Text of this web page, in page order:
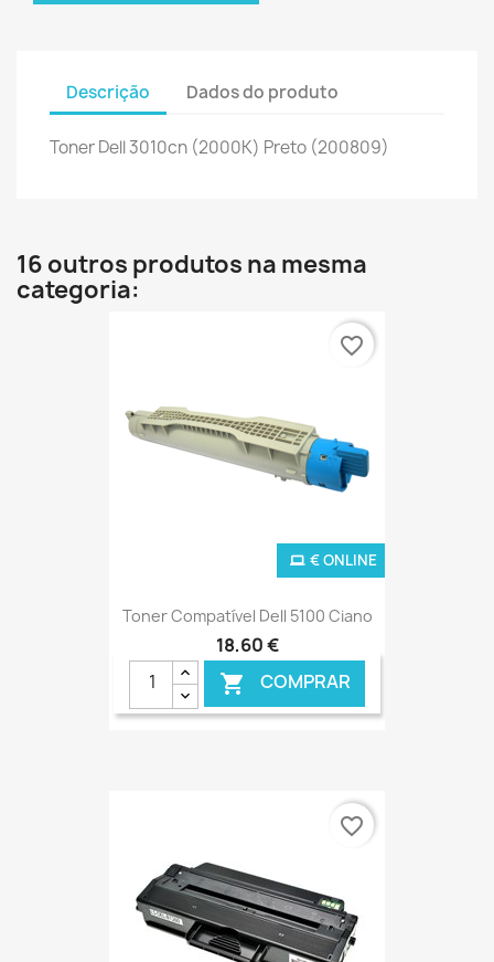
Descrição Dados do produto
Toner Dell 3010cn (2000K) Preto (200809)
16 outros produtos na mesma
categoria:
Toner Compatível Dell 5100 Ciano
18,60 €
 COMPRAR
€ ONLINE
favorite_border
favorite_border